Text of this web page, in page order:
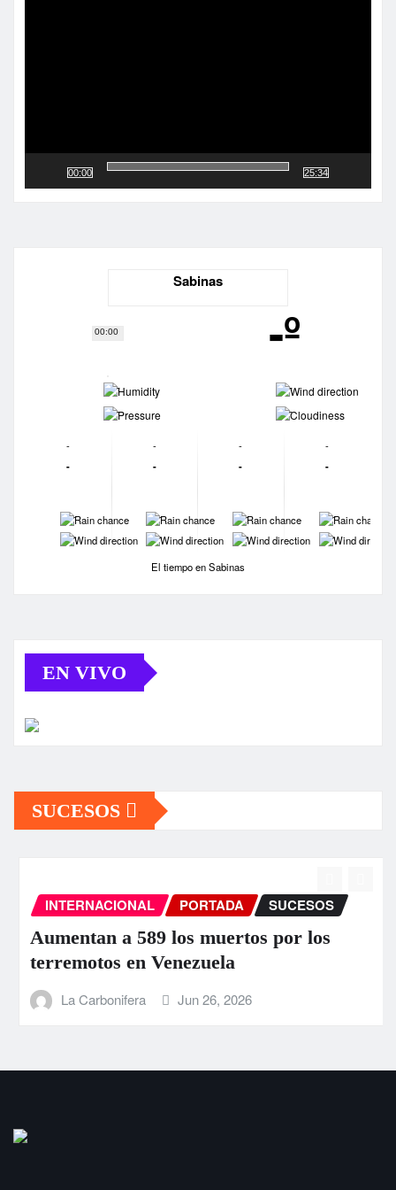
00:00
00:00
25:34
Sabinas
-º
-
-
-
-
-
-
-
-
-
-
-
-
-
-
-
-
-
-
-
-
El tiempo en Sabinas
EN VIVO
SUCESOS
INTERNACIONAL PORTADA SUCESOS
Aumentan a 589 los muertos por los
terremotos en Venezuela
La Carbonifera Jun 26, 2026